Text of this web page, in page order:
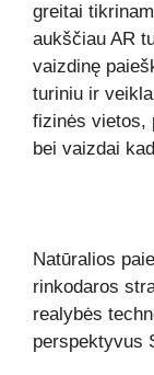
greitai
aukščiau AR
vaizdinę
turiniu ir
fizinės vietos,
bei vaizdai
Natūralios
rinkodaros
realybės
perspektyvus